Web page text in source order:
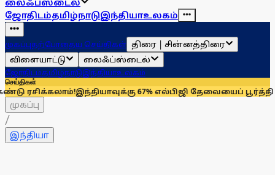
ஜோதிடம்தமிழ்நாடுஇந்தியாஉலகம்
முகப்புதற்போதைய செய்திகள் திரை | சின்னத்திரை
விளையாட்டு
லைஃப்ஸ்டைல்
ஜோதிடம்தமிழ்நாடுஇந்தியாஉலகம்
செய்திகள்
இந்தியாவுக்கு 67% எல்பிஜி தேவையைப் பூர்த்தி செய்யும்
முகப்பு
/
இந்தியா